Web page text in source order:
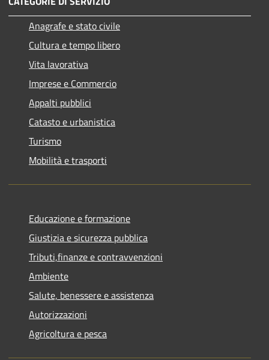
Anagrafe e stato civile
Cultura e tempo libero
Vita lavorativa
Imprese e Commercio
Appalti pubblici
Catasto e urbanistica
Turismo
Mobilità e trasporti
Educazione e formazione
Giustizia e sicurezza pubblica
Tributi,finanze e contravvenzioni
Ambiente
Salute, benessere e assistenza
Autorizzazioni
Agricoltura e pesca